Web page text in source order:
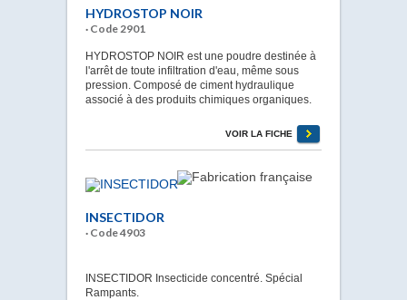
HYDROSTOP NOIR
· Code 2901
HYDROSTOP NOIR est une poudre destinée à
l'arrêt de toute infiltration d'eau, même sous
pression. Composé de ciment hydraulique
associé à des produits chimiques organiques.
VOIR LA FICHE
INSECTIDOR
· Code 4903
INSECTIDOR Insecticide concentré. Spécial
Rampants.